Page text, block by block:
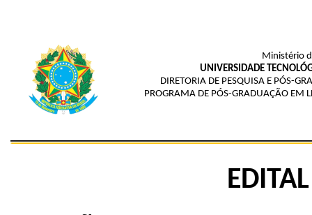
Ministério
UNIVERSIDADE
DIRETORIA DE PESQUISA E PÓS-
PROGRAMA DE PÓS-GRADUAÇÃO EM